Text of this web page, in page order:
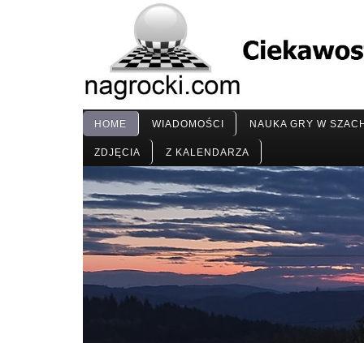
HOME WIADOMOŚCI NAUKA GRY W
ZDJĘCIA Z KALENDARZA